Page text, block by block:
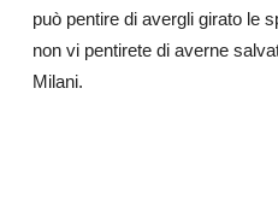
può pentire di avergli girato le
non vi pentirete di averne
Milani.